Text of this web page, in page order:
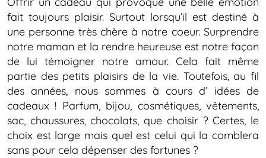
fait toujours plaisir. Surtout lorsqu’il est destiné à
une personne très chère à notre coeur. Surprendre
notre maman et la rendre heureuse est notre façon
de lui témoigner notre amour. Cela fait même
partie des petits plaisirs de la vie. Toutefois, au fil
des années, nous sommes à cours d’ idées de
cadeaux ! Parfum, bijou, cosmétiques, vêtements,
sac, chaussures, chocolats, que choisir ? Certes, le
choix est large mais quel est celui qui la comblera
sans pour cela dépenser des fortunes ?